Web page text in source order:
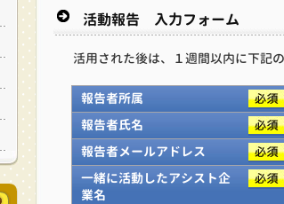
活動報告 入力フォーム
活用された後は、１週間以内に下記
報告者所属
報告者氏名
報告者メールアドレス
一緒に活動したアシスト企
業名